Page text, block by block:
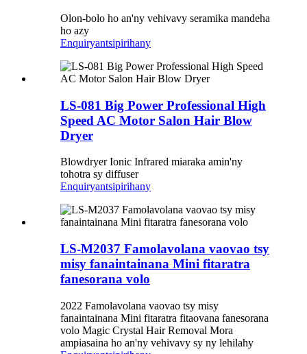
Olon-bolo ho an'ny vehivavy seramika mandeha
ho azy
Enquiryantsipirihany
LS-081 Big Power Professional High
Speed ​​AC Motor Salon Hair Blow
Dryer
Blowdryer Ionic Infrared miaraka amin'ny
tohotra sy diffuser
Enquiryantsipirihany
LS-M2037 Famolavolana vaovao tsy
misy fanaintainana Mini fitaratra
fanesorana volo
2022 Famolavolana vaovao tsy misy
fanaintainana Mini fitaratra fitaovana fanesorana
volo Magic Crystal Hair Removal Mora
ampiasaina ho an'ny vehivavy sy ny lehilahy